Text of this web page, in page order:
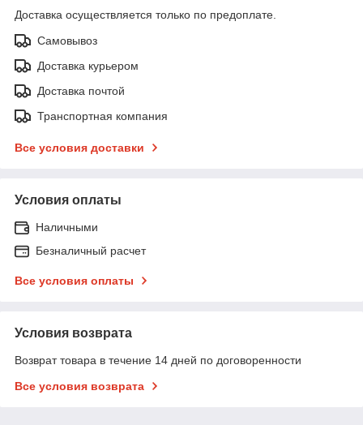
Доставка осуществляется только по предоплате.
Самовывоз
Доставка курьером
Доставка почтой
Транспортная компания
Все условия доставки
Условия оплаты
Наличными
Безналичный расчет
Все условия оплаты
Условия возврата
Возврат товара в течение 14 дней по договоренности
Все условия возврата